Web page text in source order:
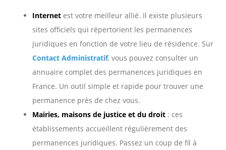
Internet est votre meilleur allié. Il existe plusieurs
sites officiels qui répertorient les permanences
juridiques en fonction de votre lieu de résidence. Sur
Contact Administratif, vous pouvez consulter un
annuaire complet des permanences juridiques en
France. Un outil simple et rapide pour trouver une
permanence près de chez vous.
Mairies, maisons de justice et du droit : ces
établissements accueillent régulièrement des
permanences juridiques. Passez un coup de fil à